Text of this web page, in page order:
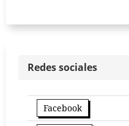
Redes sociales
Facebook